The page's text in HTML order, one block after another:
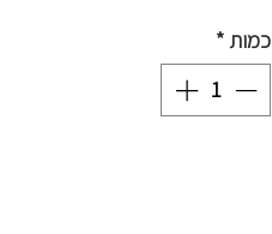
ליין מרקרים ייחודי המשמש אמנים
ברחבי העולם.
כמות*